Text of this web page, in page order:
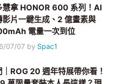
慧拿 HONOR 600 系列！AI
影片一鍵生成、2 億畫素與
電量一次到位
07/07 by Spac1
｜ROG 20 週年特展帶你看！